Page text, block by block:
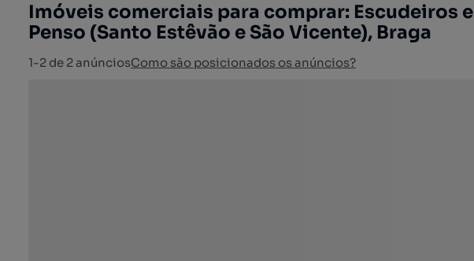
Imóveis comerciais para comprar: Escudeiros e
Penso (Santo Estêvão e São Vicente), Braga
1-2 de 2 anúnciosComo são posicionados os anúncios?